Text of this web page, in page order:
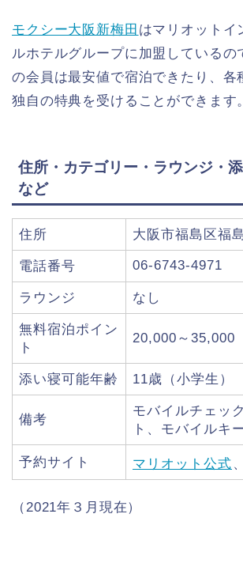
モクシー大阪新梅田 はマリオットイ
ルホテルグループに加盟しているの
の会員は最安値で宿泊できたり、各
独自の特典を受けることができます。
住所・カテゴリー・ラウンジ・
など
住所 大阪市福島区福
電話番号 06-6743-4971
ラウンジ なし
無料宿泊ポイン
ト
20,000～35,000
添い寝可能年齢 11歳（小学生）
備考
モバイルチェッ
ト、モバイルキ
予約サイト マリオット公式 、
（2021年３月現在）